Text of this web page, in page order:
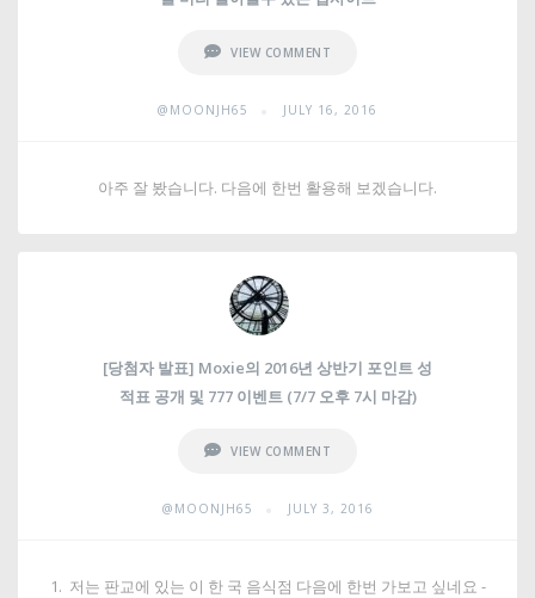
VIEW COMMENT
@MOONJH65 JULY 16, 2016
아주 잘 봤습니다. 다음에 한번 활용해 보겠습니다.
[당첨자 발표] Moxie의 2016년 상반기 포인트 성
적표 공개 및 777 이벤트 (7/7 오후 7시 마감)
VIEW COMMENT
@MOONJH65 JULY 3, 2016
1. 저는 판교에 있는 이 한 국 음식점 다음에 한번 가보고 싶네요 -